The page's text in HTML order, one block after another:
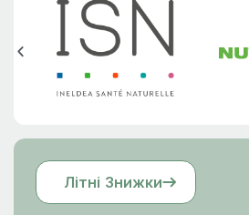
Літні Знижки